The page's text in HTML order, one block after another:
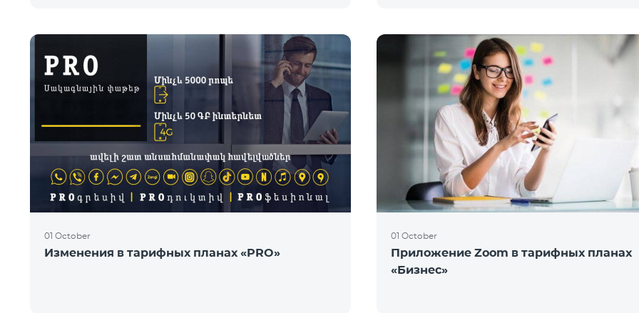
01 October
Изменения в тарифных планах «PRO»
01 October
Приложение Zoom в тарифных планах
«Бизнес»